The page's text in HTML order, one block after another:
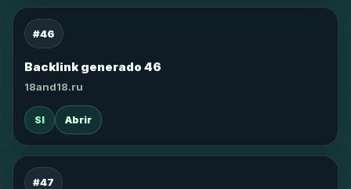
#46
Backlink generado 46
18and18.ru
SI Abrir
#47